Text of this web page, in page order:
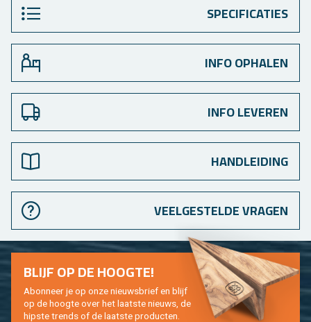
SPECIFICATIES
INFO OPHALEN
INFO LEVEREN
HANDLEIDING
VEELGESTELDE VRAGEN
BLIJF OP DE HOOG­TE!
Abon­neer je op onze nieuws­brief en blijf
op de hoog­te over het laat­ste nieuws, de
hip­s­te trends of de laat­ste pro­duc­ten.